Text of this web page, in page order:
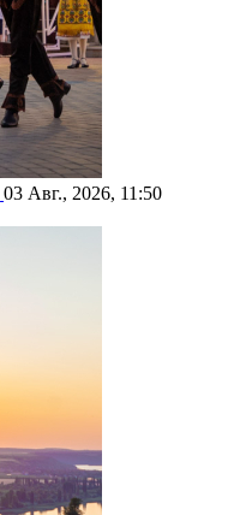
03 Авг., 2026, 11:50